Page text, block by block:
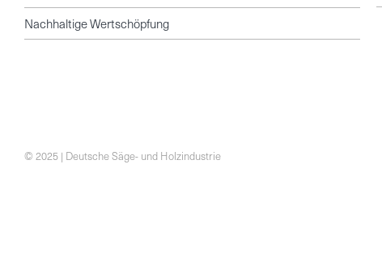
Nachhaltige Wertschöpfung
© 2025 | Deutsche Säge- und Holzindustrie